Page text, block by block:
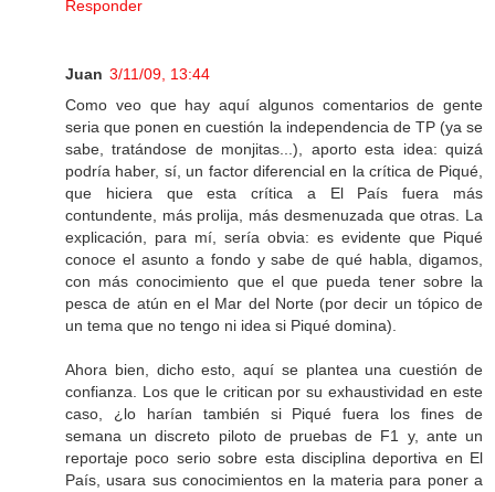
Responder
Juan 3/11/09, 13:44
Como veo que hay aquí algunos comentarios de gente
seria que ponen en cuestión la independencia de TP (ya se
sabe, tratándose de monjitas...), aporto esta idea: quizá
podría haber, sí, un factor diferencial en la crítica de Piqué,
que hiciera que esta crítica a El País fuera más
contundente, más prolija, más desmenuzada que otras. La
explicación, para mí, sería obvia: es evidente que Piqué
conoce el asunto a fondo y sabe de qué habla, digamos,
con más conocimiento que el que pueda tener sobre la
pesca de atún en el Mar del Norte (por decir un tópico de
un tema que no tengo ni idea si Piqué domina).
Ahora bien, dicho esto, aquí se plantea una cuestión de
confianza. Los que le critican por su exhaustividad en este
caso, ¿lo harían también si Piqué fuera los fines de
semana un discreto piloto de pruebas de F1 y, ante un
reportaje poco serio sobre esta disciplina deportiva en El
País, usara sus conocimientos en la materia para poner a